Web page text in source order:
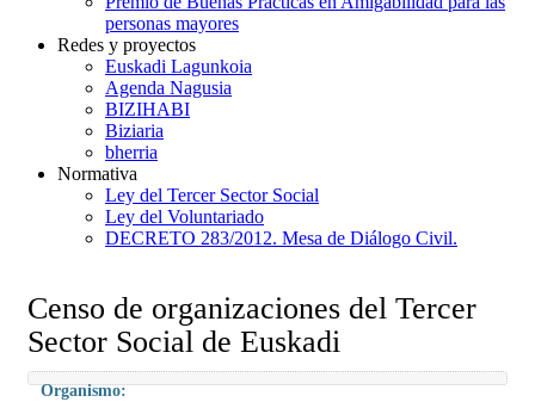
personas mayores
Redes y proyectos
Euskadi Lagunkoia
Agenda Nagusia
BIZIHABI
Biziaria
bherria
Normativa
Ley del Tercer Sector Social
Ley del Voluntariado
DECRETO 283/2012. Mesa de Diálogo Civil.
Censo de organizaciones del Tercer
Sector Social de Euskadi
Organismo: